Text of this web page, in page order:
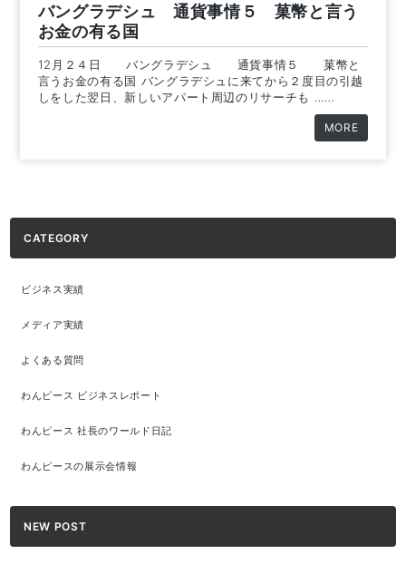
バングラデシュ 通貨事情５ 菓幣と言う
お金の有る国
12月２４日 バングラデシュ 通貨事情５ 菓幣と
言うお金の有る国 バングラデシュに来てから２度目の引越
しをした翌日、新しいアパート周辺のリサーチも ……
MORE
CATEGORY
ビジネス実績
メディア実績
よくある質問
わんピース ビジネスレポート
わんピース 社長のワールド日記
わんピースの展示会情報
NEW POST